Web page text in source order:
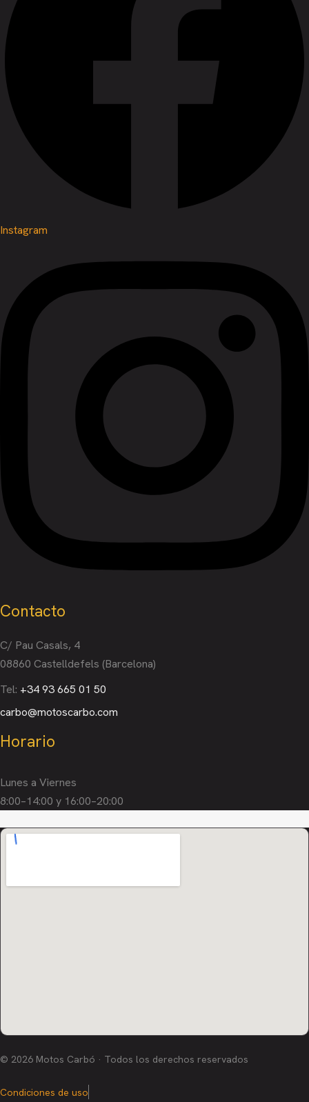
Instagram
Contacto
C/ Pau Casals, 4
08860 Castelldefels (Barcelona)
Tel: +34 93 665 01 50
carbo@motoscarbo.com
Horario
Lunes a Viernes
8:00–14:00 y 16:00–20:00
© 2026 Motos Carbó · Todos los derechos reservados
Condiciones de uso